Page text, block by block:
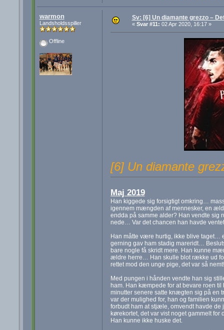
warmon
Landsholdsspiller
Offline
Sv: [6] Un diamante grezzo –
« Svar #11: 02 Apr 2020, 16:17 »
[6] Un diamante
Maj 2019
Han kiggede sig forsigtigt omkring…
igennem mængden af mennesker, en
endda på samme alder? Han vendte sig
nede… Var det chancen han havde
Han måtte være hurtig, ikke blive taget…
gerning gav ham stadig mareridt…
bare nogle få skridt mere. Han kunne
ældre herre… Han skulle blot række ud
rettet mod den unge pige, det var så nemt!
Med pungen i hånden vendte han sig
ham. Han kæmpede for at bevare roen til
minutter senere satte knægten sig på en
var der mulighed for, han og familien
forbudt ham at stjæle, omvendt havde
kørekortet, det var vist noget gammelt
Han kunne ikke huske det.